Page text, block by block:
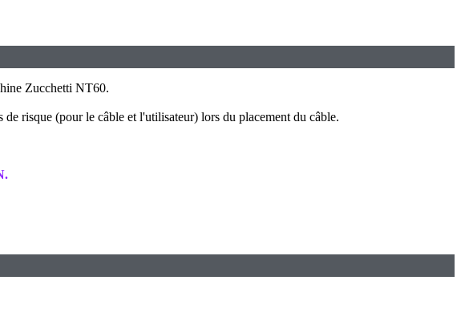
Zucchetti NT60.
risque (pour le câble et l'utilisateur) lors du placement du câble.